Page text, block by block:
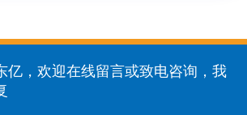
亿，欢迎在线留言或致电咨询，我